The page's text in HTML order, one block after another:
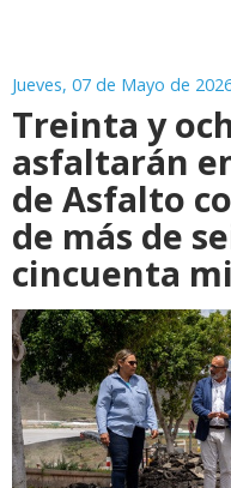
Jueves, 07 de Mayo de
Treinta y
asfaltarán
de Asfalto
de más de
cincuenta